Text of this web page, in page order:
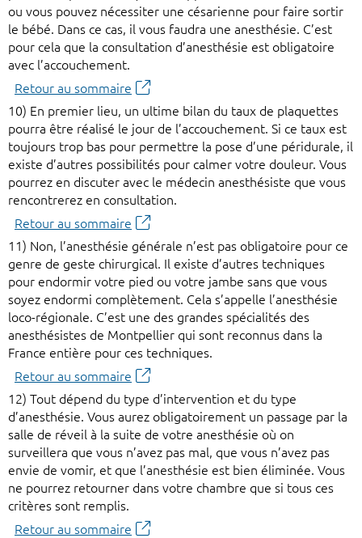
ou vous pouvez nécessiter une césarienne pour faire sortir
le bébé. Dans ce cas, il vous faudra une anesthésie. C’est
pour cela que la consultation d’anesthésie est obligatoire
avec l’accouchement.
Retour au sommaire
10) En premier lieu, un ultime bilan du taux de plaquettes
pourra être réalisé le jour de l’accouchement. Si ce taux est
toujours trop bas pour permettre la pose d’une péridurale, il
existe d’autres possibilités pour calmer votre douleur. Vous
pourrez en discuter avec le médecin anesthésiste que vous
rencontrerez en consultation.
Retour au sommaire
11) Non, l’anesthésie générale n’est pas obligatoire pour ce
genre de geste chirurgical. Il existe d’autres techniques
pour endormir votre pied ou votre jambe sans que vous
soyez endormi complètement. Cela s’appelle l’anesthésie
loco-régionale. C’est une des grandes spécialités des
anesthésistes de Montpellier qui sont reconnus dans la
France entière pour ces techniques.
Retour au sommaire
12) Tout dépend du type d’intervention et du type
d’anesthésie. Vous aurez obligatoirement un passage par la
salle de réveil à la suite de votre anesthésie où on
surveillera que vous n’avez pas mal, que vous n’avez pas
envie de vomir, et que l’anesthésie est bien éliminée. Vous
ne pourrez retourner dans votre chambre que si tous ces
critères sont remplis.
Retour au sommaire